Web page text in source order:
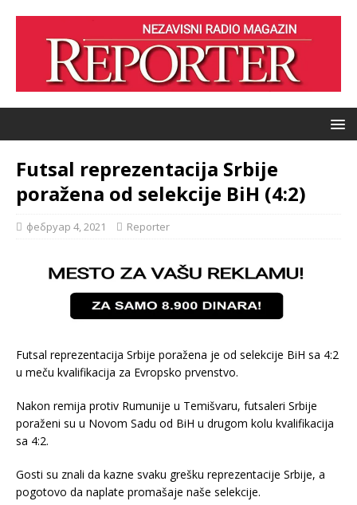
Futsal reprezentacija Srbije
poražena od selekcije BiH (4:2)
фебруар 4, 2021 Reporter
Futsal reprezentacija Srbije poražena je od selekcije BiH sa 4:2
u meču kvalifikacija za Evropsko prvenstvo.
Nakon remija protiv Rumunije u Temišvaru, futsaleri Srbije
poraženi su u Novom Sadu od BiH u drugom kolu kvalifikacija
sa 4:2.
Gosti su znali da kazne svaku grešku reprezentacije Srbije, a
pogotovo da naplate promašaje naše selekcije.